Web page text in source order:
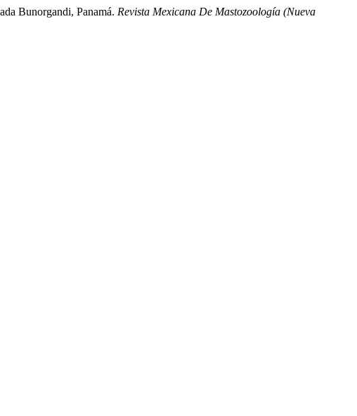
Bunorgandi, Panamá. Revista Mexicana De Mastozoología (Nueva